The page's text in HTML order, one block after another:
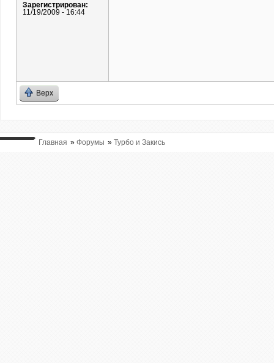
Зарегистрирован:
11/19/2009 - 16:44
Верх
Главная » Форумы » Турбо и Закись